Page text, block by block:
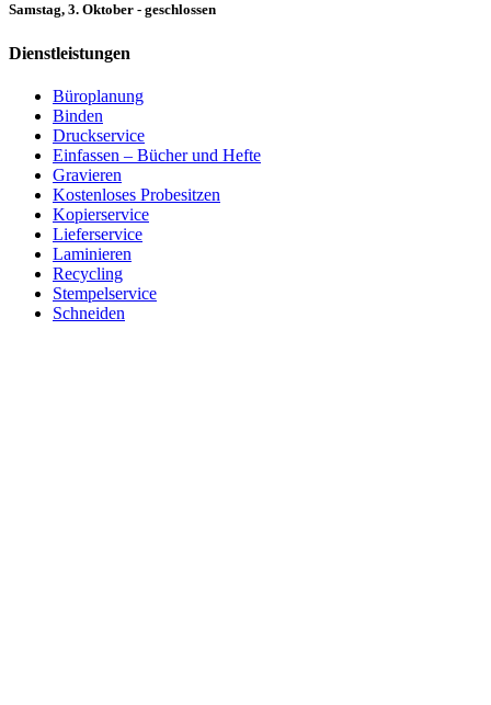
Samstag, 3. Oktober - geschlossen
Dienstleistungen
Büroplanung
Binden
Druckservice
Einfassen – Bücher und Hefte
Gravieren
Kostenloses Probesitzen
Kopierservice
Lieferservice
Laminieren
Recycling
Stempelservice
Schneiden